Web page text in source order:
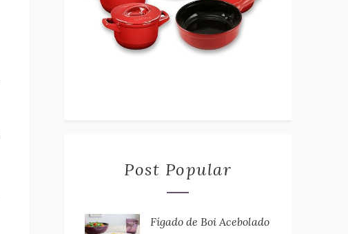
Post Popular
Fígado de Boi Acebolado